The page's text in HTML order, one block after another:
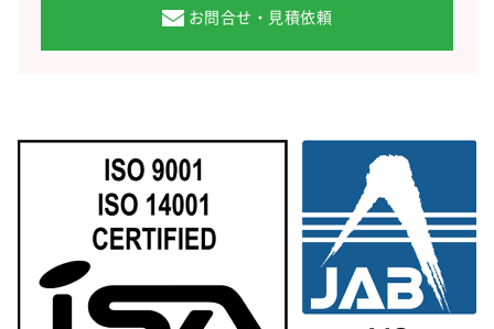
お問合せ・見積依頼